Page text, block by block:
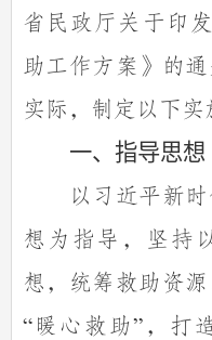
省民政厅关于印
助工作方案》的
实际，制定以下实
一、指导思想
以习近平新
想为指导，坚持
想，统筹救助资
“ 暖心救助” ，打